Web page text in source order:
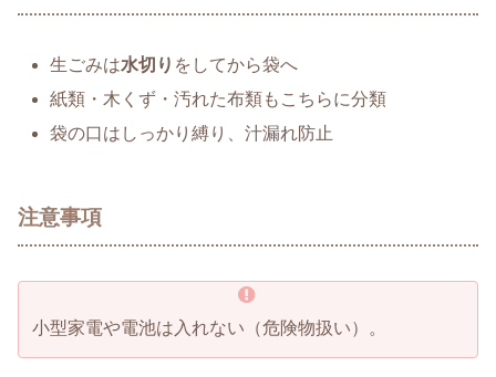
生ごみは水切り をしてから袋へ
紙類・木くず・汚れた布類もこちらに分類
袋の口はしっかり縛り、汁漏れ防止
注意事項
小型家電や電池は入れない（危険物扱い）。